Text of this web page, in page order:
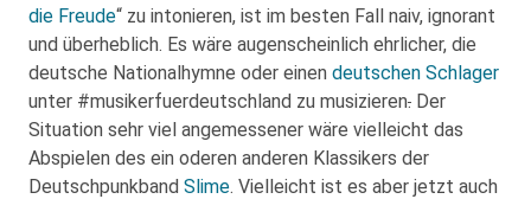
die Freude“ zu intonieren, ist im besten Fall naiv, ignorant
und überheblich. Es wäre augenscheinlich ehrlicher, die
deutsche Nationalhymne oder einen deutschen Schlager
unter #musikerfuerdeutschland zu musizieren. Der
Situation sehr viel angemessener wäre vielleicht das
Abspielen des ein oderen anderen Klassikers der
Deutschpunkband Slime. Vielleicht ist es aber jetzt auch